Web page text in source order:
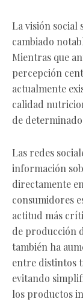
La visión social
cambiado
Mientras que
percepción
actualmente
calidad
de
Las redes
información
directamente
consumidores
actitud más
de producción
también ha
entre distintos
evitando
los productos